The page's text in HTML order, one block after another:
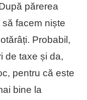
părerea
facem niște
Probabil,
de taxe și da,
pentru că este
bine la